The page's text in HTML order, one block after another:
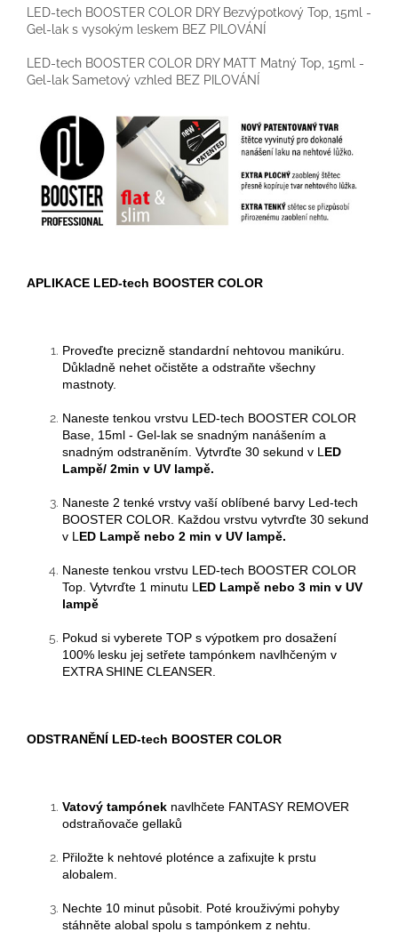
LED-tech BOOSTER COLOR DRY Bezvýpotkový Top, 15ml -
Gel-lak s vysokým leskem BEZ PILOVÁNÍ
LED-tech BOOSTER COLOR DRY MATT Matný Top, 15ml -
Gel-lak Sametový vzhled BEZ PILOVÁNÍ
APLIKACE LED-tech BOOSTER COLOR
Proveďte precizně standardní nehtovou manikúru.
Důkladně nehet očistěte a odstraňte všechny
mastnoty.
Naneste tenkou vrstvu LED-tech BOOSTER COLOR
Base, 15ml - Gel-lak se snadným nanášením a
snadným odstraněním. Vytvrďte 30 sekund v L ED
Lampě/ 2min v UV lampě.
Naneste 2 tenké vrstvy vaší oblíbené barvy Led-tech
BOOSTER COLOR . Každou vrstvu vytvrďte 30 sekund
v L ED Lampě nebo 2 min v UV lampě.
Naneste tenkou vrstvu LED-tech BOOSTER COLOR
Top. Vytvrďte 1 minutu L ED Lampě nebo 3 min v UV
lampě
Pokud si vyberete TOP s výpotkem pro dosažení
100% lesku jej setřete tampónkem navlhčeným v
EXTRA SHINE CLEANSER.
ODSTRANĚNÍ LED-tech BOOSTER COLOR
Vatový tampónek navlhčete FANTASY REMOVER
odstraňovače gellaků
Přiložte k nehtové ploténce a zafixujte k prstu
alobalem.
Nechte 10 minut působit. Poté krouživými pohyby
stáhněte alobal spolu s tampónkem z nehtu.